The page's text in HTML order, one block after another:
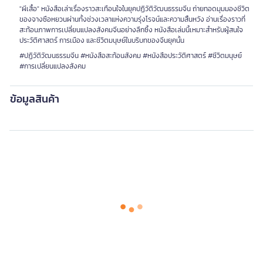
"ผีเสื้อ" หนังสือเล่าเรื่องราวสะเทือนใจในยุคปฏิวัติวัฒนธรรมจีน ถ่ายทอดมุมมองชีวิต
ของจางซือหยวนผ่านทั้งช่วงเวลาแห่งความรุ่งโรจน์และความสิ้นหวัง อ่านเรื่องราวที่
สะท้อนภาพการเปลี่ยนแปลงสังคมจีนอย่างลึกซึ้ง หนังสือเล่มนี้เหมาะสำหรับผู้สนใจ
ประวัติศาสตร์ การเมือง และชีวิตมนุษย์ในบริบทของจีนยุคนั้น
#ปฏิวัติวัฒนธรรมจีน #หนังสือสะท้อนสังคม #หนังสือประวัติศาสตร์ #ชีวิตมนุษย์
#การเปลี่ยนแปลงสังคม
ข้อมูลสินค้า